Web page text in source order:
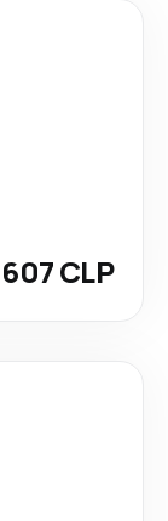
CLP